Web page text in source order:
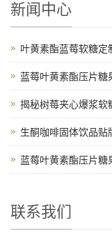
新闻中心
叶黄素酯蓝莓软糖定
蓝莓叶黄素酯压片糖
联系我们